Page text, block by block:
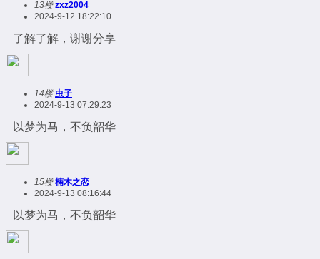
13楼 zxz2004
2024-9-12 18:22:10
了解了解，谢谢分享
14楼 虫子
2024-9-13 07:29:23
以梦为马，不负韶华
15楼 楠木之恋
2024-9-13 08:16:44
以梦为马，不负韶华